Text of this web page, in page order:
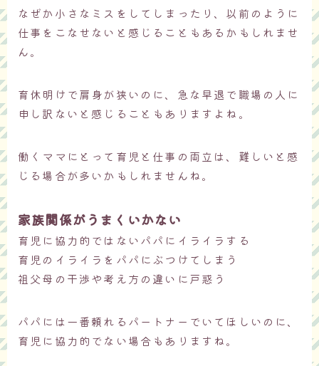
なぜか小さなミスをしてしまったり、以前のように
仕事をこなせないと感じることもあるかもしれませ
ん。
育休明けで肩身が狭いのに、急な早退で職場の人に
申し訳ないと感じることもありますよね。
働くママにとって育児と仕事の両立は、難しいと感
じる場合が多いかもしれませんね。
家族関係がうまくいかない
育児に協力的ではないパパにイライラする
育児のイライラをパパにぶつけてしまう
祖父母の干渉や考え方の違いに戸惑う
パパには一番頼れるパートナーでいてほしいのに、
育児に協力的でない場合もありますね。